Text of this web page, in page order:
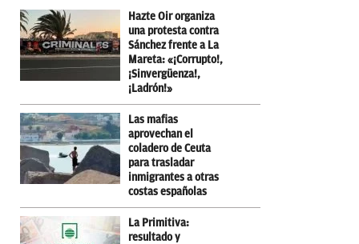
Hazte Oir organiza
una protesta contra
Sánchez frente a La
Mareta: «¡Corrupto!,
¡Sinvergüenza!,
¡Ladrón!»
Las mafias
aprovechan el
coladero de Ceuta
para trasladar
inmigrantes a otras
costas españolas
La Primitiva:
resultado y